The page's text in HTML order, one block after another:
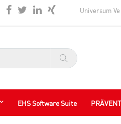
Universum
EHS Software Suite